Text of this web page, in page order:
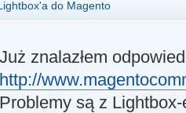
do Magento
Już znalazłem
http://
Problemy są z